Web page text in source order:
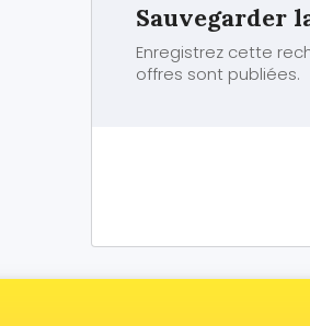
Sauvegarder
Enregistrez cette
offres sont publiées.